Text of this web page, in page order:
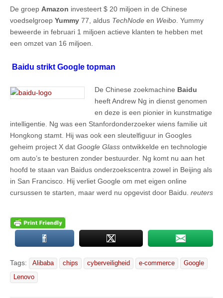
De groep Amazon investeert $ 20 miljoen in de Chinese
voedselgroep Yummy 77, aldus TechNode en Weibo. Yummy
beweerde in februari 1 miljoen actieve klanten te hebben met
een omzet van 16 miljoen.
Baidu strikt Google topman
De Chinese zoekmachine Baidu
heeft Andrew Ng in dienst genomen
en deze is een pionier in kunstmatige
intelligentie. Ng was een Stanfordonderzoeker wiens familie uit
Hongkong stamt. Hij was ook een sleutelfiguur in Googles
geheim project X dat Google Glass ontwikkelde en technologie
om auto’s te besturen zonder bestuurder. Ng komt nu aan het
hoofd te staan van Baidus onderzoekscentra zowel in Beijing als
in San Francisco. Hij verliet Google om met eigen online
cursussen te starten, maar werd nu opgevist door Baidu. reuters
Tags: Alibaba chips cyberveiligheid e-commerce
Google
Lenovo